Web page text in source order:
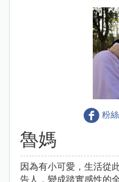
粉
魯媽
因為有小可愛，生活從
告人，變成踏實感性的